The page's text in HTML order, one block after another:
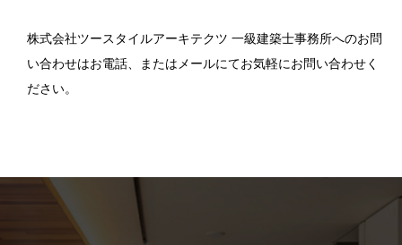
株式会社ツースタイルアーキテクツ 一級建築士事務所へのお問
い合わせはお電話、またはメールにてお気軽にお問い合わせく
ださい。